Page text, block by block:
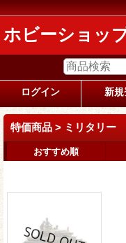
ホビーショッ
ログイン 新
特価商品 > ミリタリー
おすすめ順